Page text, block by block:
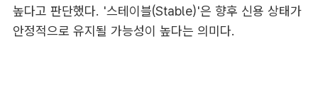
높다고 판단했다. '스테이블(Stable)'은 향후 신용 상태가
안정적으로 유지될 가능성이 높다는 의미다.